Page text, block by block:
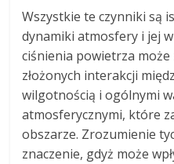
Wszystkie te czynniki są
dynamiki atmosfery i jej
ciśnienia powietrza
złożonych interakcji
wilgotnością i ogólnymi
atmosferycznymi, które
obszarze. Zrozumienie
znaczenie, gdyż może